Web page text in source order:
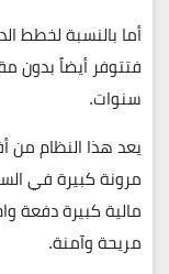
أما بالنسبة لخطط
فتتوفر أيضاً بدون
سنوات.
يعد هذا النظام من
مرونة كبيرة في
مالية كبيرة دفعة
مريحة وآمنة.